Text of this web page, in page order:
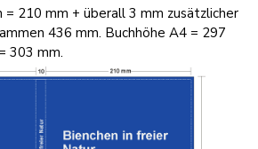
= 210 mm + überall 3 mm zusätzlicher
436 mm. Buchhöhe A4 = 297
303 mm.